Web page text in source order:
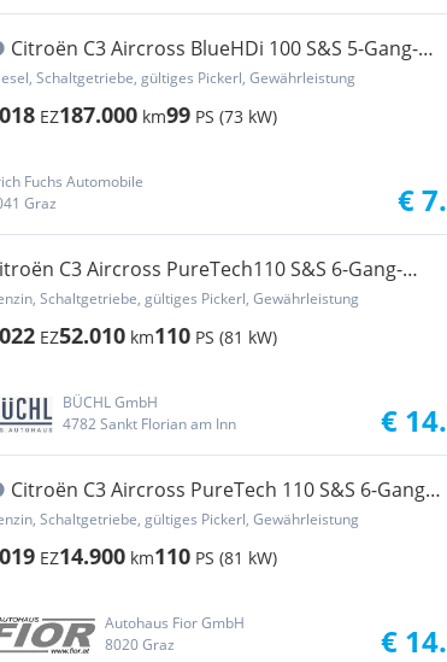
Citroën C3 Aircross BlueHDi 100 S&S 5-Gang-
Shine
Schaltgetriebe, gültiges Pickerl, Gewährleistung
EZ187.000 km99 PS (73 kW)
Fuchs Automobile
Graz
€
C3 Aircross PureTech110 S&S 6-Gang-
C-Se...
Schaltgetriebe, gültiges Pickerl, Gewährleistung
EZ52.010 km110 PS (81 kW)
BÜCHL GmbH
4782 Sankt Florian am Inn
€
Citroën C3 Aircross PureTech 110 S&S 6-Gang-
Fee...
Schaltgetriebe, gültiges Pickerl, Gewährleistung
EZ14.900 km110 PS (81 kW)
Autohaus Fior GmbH
8020 Graz
€